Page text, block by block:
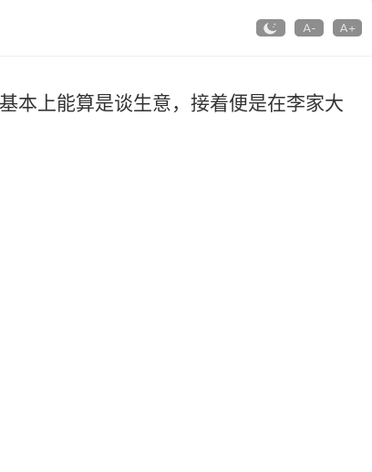
上能算是谈生意，接着便是在李家大